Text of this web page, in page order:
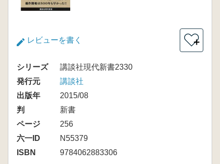
レビューを書く ＋
シリーズ
講談社現代新書2330
発行元
講談社
出版年
2015/08
判
新書
ページ
256
六一ID
N55379
ISBN
9784062883306